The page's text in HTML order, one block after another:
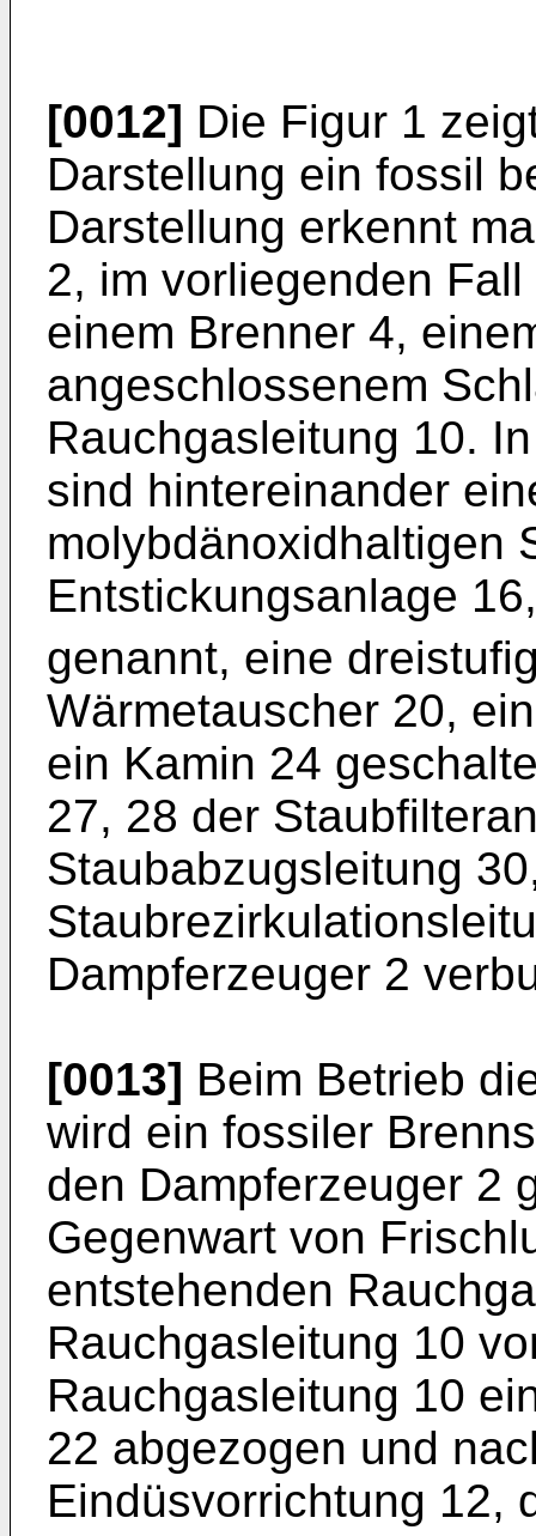
[0012] Die Figur 1
Darstellung ein fossil
Darstellung erkennt
2, im vorliegenden
einem Brenner 4,
angeschlossenem
Rauchgasleitung 10.
sind hintereinander
molybdänoxidhaltigen
Entstickungsanlage
genannt, eine
Wärmetauscher 20,
ein Kamin 24
27, 28 der
Staubabzugsleitung
Dampferzeuger 2
[0013] Beim Betrieb
wird ein fossiler
den Dampferzeuger 2
Gegenwart von
entstehenden
Rauchgasleitung 10
Rauchgasleitung 10
22 abgezogen und
Eindüsvorrichtung 12,